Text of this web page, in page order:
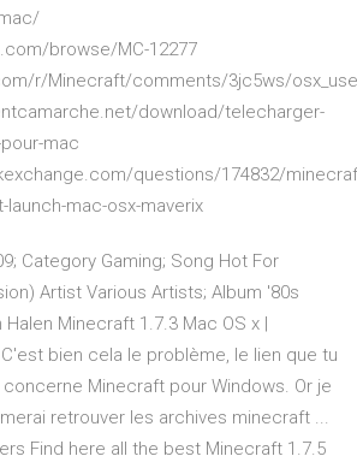
browse/MC-12277
r/Minecraft/comments/3jc5ws/
download/telecharger-
mac
questions/174832/
launch-mac-osx-maverix
Category Gaming; Song Hot For
Artist Various Artists; Album '80s
Minecraft 1.7.3 Mac OS x |
bien cela le problème, le lien que tu
Minecraft pour Windows. Or je
retrouver les archives minecraft ...
Find here all the best Minecraft 1.7.5